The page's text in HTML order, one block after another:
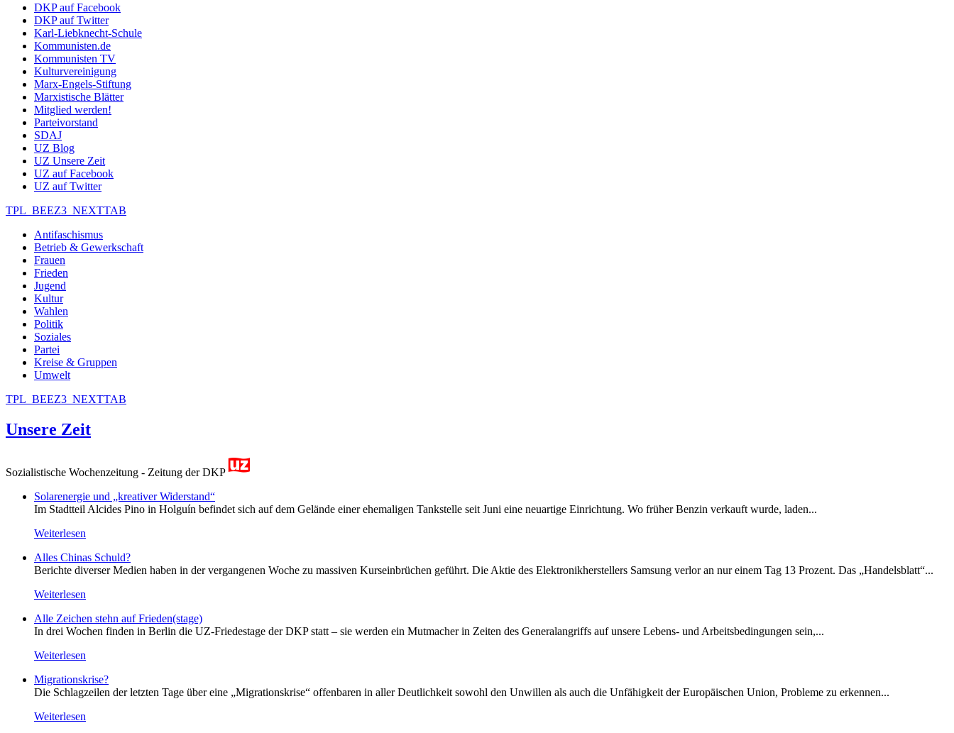
DKP auf Facebook
DKP auf Twitter
Karl-Liebknecht-Schule
Kommunisten.de
Kommunisten TV
Kulturvereinigung
Marx-Engels-Stiftung
Marxistische Blätter
Mitglied werden!
Parteivorstand
SDAJ
UZ Blog
UZ Unsere Zeit
UZ auf Facebook
UZ auf Twitter
TPL_BEEZ3_NEXTTAB
Antifaschismus
Betrieb & Gewerkschaft
Frauen
Frieden
Jugend
Kultur
Wahlen
Politik
Soziales
Partei
Kreise & Gruppen
Umwelt
TPL_BEEZ3_NEXTTAB
Unsere Zeit
Sozialistische Wochenzeitung - Zeitung der DKP
Solarenergie und „kreativer Widerstand“
Im Stadtteil Alcides Pino in Holguín befindet sich auf dem Gelände einer ehemaligen Tankstelle seit Juni eine neuartige Einrichtung. Wo früher Benzin verkauft wurde, laden...
Weiterlesen
Alles Chinas Schuld?
Berichte diverser Medien haben in der vergangenen Woche zu massiven Kurseinbrüchen geführt. Die Aktie des Elektronikherstellers Samsung verlor an nur einem Tag 13 Prozent. Das „Handelsblatt“...
Weiterlesen
Alle Zeichen stehn auf Frieden(stage)
In drei Wochen finden in Berlin die UZ-Friedestage der DKP statt – sie werden ein Mutmacher in Zeiten des Generalangriffs auf unsere Lebens- und Arbeitsbedingungen sein,...
Weiterlesen
Migrationskrise?
Die Schlagzeilen der letzten Tage über eine „Migrationskrise“ offenbaren in aller Deutlichkeit sowohl den Unwillen als auch die Unfähigkeit der Europäischen Union, Probleme zu erkennen...
Weiterlesen